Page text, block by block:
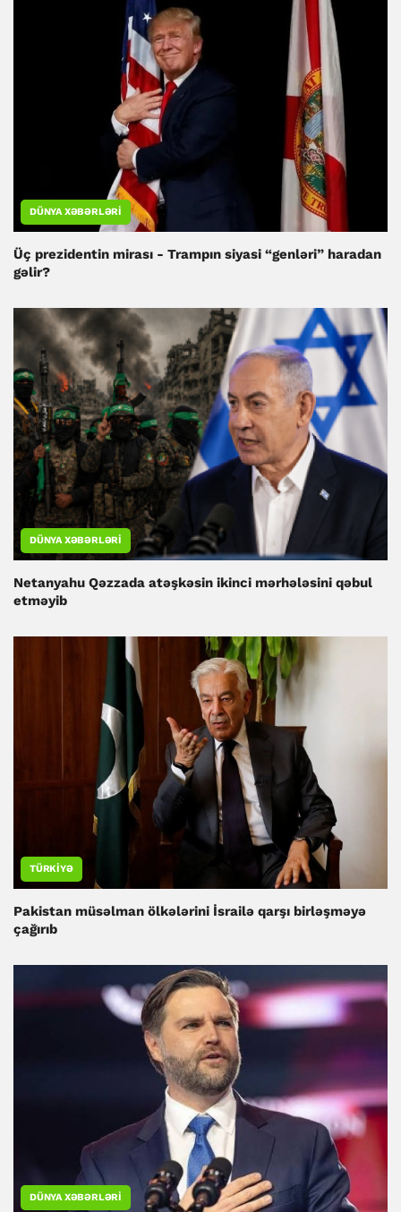
DÜNYA XƏBƏRLƏRI
Üç prezidentin mirası - Trampın siyasi “genləri” haradan
gəlir?
DÜNYA XƏBƏRLƏRI
Netanyahu Qəzzada atəşkəsin ikinci mərhələsini qəbul
etməyib
TÜRKIYƏ
Pakistan müsəlman ölkələrini İsrailə qarşı birləşməyə
çağırıb
DÜNYA XƏBƏRLƏRI